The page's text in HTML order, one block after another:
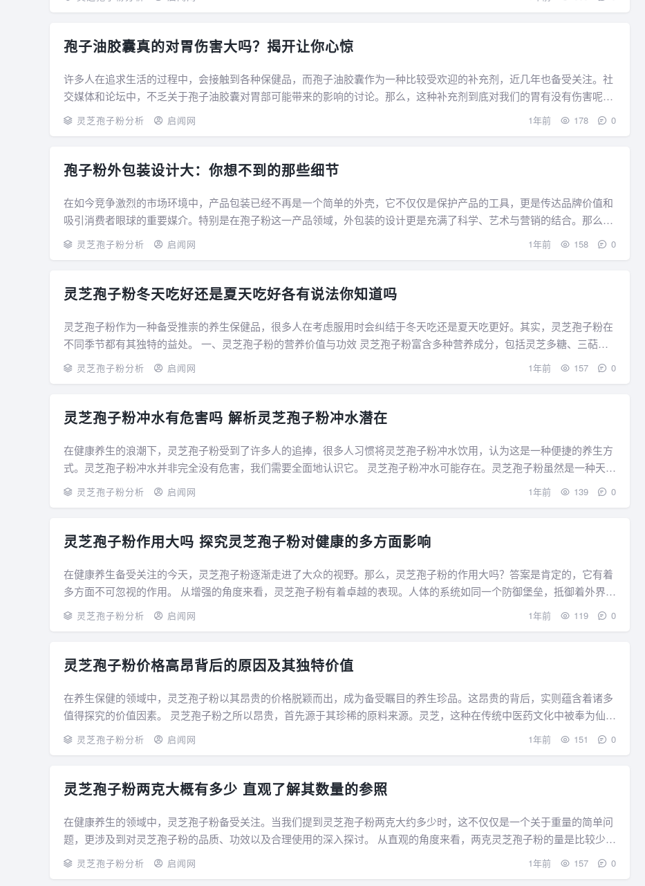
孢子油胶囊真的对胃伤害大吗？揭开让你心惊
许多人在追求生活的过程中，会接触到各种保健品，而孢子油胶囊作为一种比较受欢迎的补充剂，近几年也备受关注。社
交媒体和论坛中，不乏关于孢子油胶囊对胃部可能带来的影响的讨论。那么，这种补充剂到底对我们的胃有没有伤害呢？
本篇文章将深入分析，帮助大家揭开，避免盲目跟...
灵芝孢子粉分析 启闻网 1年前 178 0
孢子粉外包装设计大：你想不到的那些细节
在如今竞争激烈的市场环境中，产品包装已经不再是一个简单的外壳，它不仅仅是保护产品的工具，更是传达品牌价值和
吸引消费者眼球的重要媒介。特别是在孢子粉这一产品领域，外包装的设计更是充满了科学、艺术与营销的结合。那么，
在孢子粉的外包装设计中，究竟隐藏着哪些你想不...
灵芝孢子粉分析 启闻网 1年前 158 0
灵芝孢子粉冬天吃好还是夏天吃好各有说法你知道吗
灵芝孢子粉作为一种备受推崇的养生保健品，很多人在考虑服用时会纠结于冬天吃还是夏天吃更好。其实，灵芝孢子粉在
不同季节都有其独特的益处。 一、灵芝孢子粉的营养价值与功效 灵芝孢子粉富含多种营养成分，包括灵芝多糖、三萜类
化合物、蛋白质、氨基酸、维生素和矿物质...
灵芝孢子粉分析 启闻网 1年前 157 0
灵芝孢子粉冲水有危害吗 解析灵芝孢子粉冲水潜在
在健康养生的浪潮下，灵芝孢子粉受到了许多人的追捧，很多人习惯将灵芝孢子粉冲水饮用，认为这是一种便捷的养生方
式。灵芝孢子粉冲水并非完全没有危害，我们需要全面地认识它。 灵芝孢子粉冲水可能存在。灵芝孢子粉虽然是一种天然
的保健品，但其中含有的成分可能会引发反应...
灵芝孢子粉分析 启闻网 1年前 139 0
灵芝孢子粉作用大吗 探究灵芝孢子粉对健康的多方面影响
在健康养生备受关注的今天，灵芝孢子粉逐渐走进了大众的视野。那么，灵芝孢子粉的作用大吗？答案是肯定的，它有着
多方面不可忽视的作用。 从增强的角度来看，灵芝孢子粉有着卓越的表现。人体的系统如同一个防御堡垒，抵御着外界菌
等有害物质的入侵。灵芝孢子粉中富含多种生...
灵芝孢子粉分析 启闻网 1年前 119 0
灵芝孢子粉价格高昂背后的原因及其独特价值
在养生保健的领域中，灵芝孢子粉以其昂贵的价格脱颖而出，成为备受瞩目的养生珍品。这昂贵的背后，实则蕴含着诸多
值得探究的价值因素。 灵芝孢子粉之所以昂贵，首先源于其珍稀的原料来源。灵芝，这种在传统中医药文化中被奉为仙草
的菌类，本身生长条件极为苛刻。它多生长于...
灵芝孢子粉分析 启闻网 1年前 151 0
灵芝孢子粉两克大概有多少 直观了解其数量的参照
在健康养生的领域中，灵芝孢子粉备受关注。当我们提到灵芝孢子粉两克大约多少时，这不仅仅是一个关于重量的简单问
题，更涉及到对灵芝孢子粉的品质、功效以及合理使用的深入探讨。 从直观的角度来看，两克灵芝孢子粉的量是比较少
的。如果用普通的小勺子来衡量，大约也就是半...
灵芝孢子粉分析 启闻网 1年前 157 0